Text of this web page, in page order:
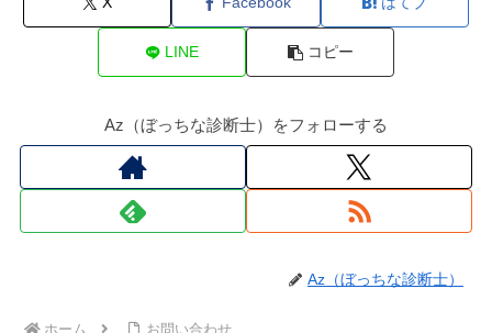
LINE コピー
Az（ぼっちな診断士）をフォローする
Az（ぼっちな診断士）
ホーム お問い合わせ